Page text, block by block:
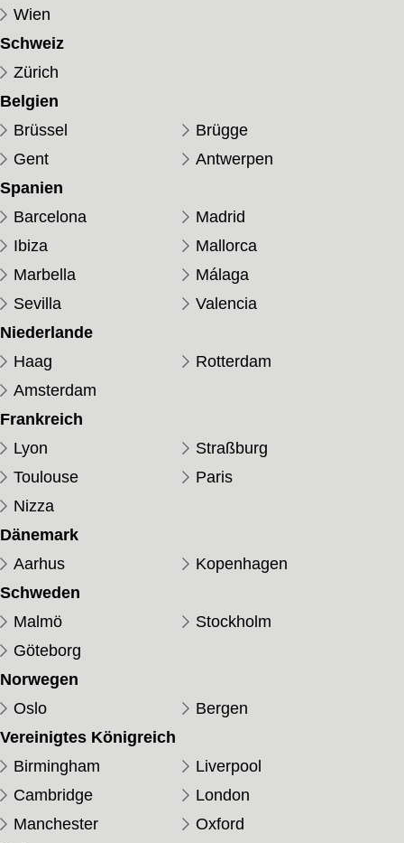
Wien
Schweiz
Zürich
Belgien
Brüssel
Brügge
Gent
Antwerpen
Spanien
Barcelona
Madrid
Ibiza
Mallorca
Marbella
Málaga
Sevilla
Valencia
Niederlande
Haag
Rotterdam
Amsterdam
Frankreich
Lyon
Straßburg
Toulouse
Paris
Nizza
Dänemark
Aarhus
Kopenhagen
Schweden
Malmö
Stockholm
Göteborg
Norwegen
Oslo
Bergen
Vereinigtes Königreich
Birmingham
Liverpool
Cambridge
London
Manchester
Oxford